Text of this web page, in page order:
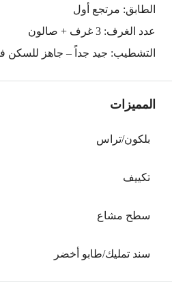
الطابق: مرتجع أول
عدد الغرف: 3 غرف + صالون
التشطيب: جيد جداً – جاهز للسكن
المميزات
بلكون/تراس
تكييف
سطح مشاع
سند تمليك/طابو أخضر